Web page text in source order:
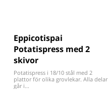
Eppicotispai
Potatispress med 2
skivor
Potatispress i 18/10 stål med 2
plattor för olika grovlekar. Alla delar
går i...